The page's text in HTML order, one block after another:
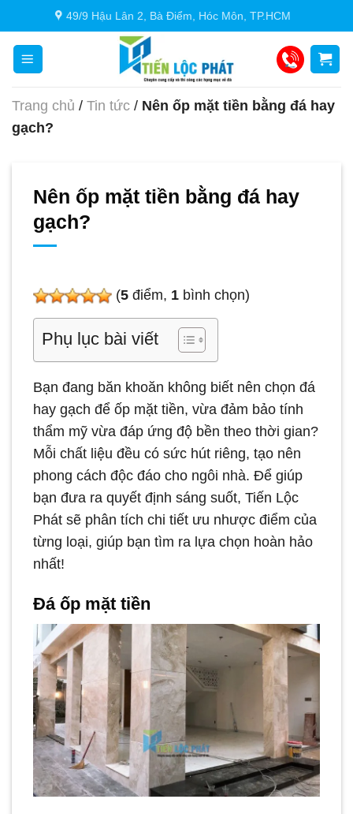
đến
dung
49/9 Hậu Lân 2, Bà Điểm, Hóc Môn, TP.HCM
Trang chủ / Tin tức / Nên ốp mặt tiền bằng đá hay
gạch?
Nên ốp mặt tiền bằng đá hay
gạch?
(5 điểm, 1 bình chọn)
Phụ lục bài viết
Bạn đang băn khoăn không biết nên chọn đá
hay gạch để ốp mặt tiền, vừa đảm bảo tính
thẩm mỹ vừa đáp ứng độ bền theo thời gian?
Mỗi chất liệu đều có sức hút riêng, tạo nên
phong cách độc đáo cho ngôi nhà. Để giúp
bạn đưa ra quyết định sáng suốt, Tiến Lộc
Phát sẽ phân tích chi tiết ưu nhược điểm của
từng loại, giúp bạn tìm ra lựa chọn hoàn hảo
nhất!
Đá ốp mặt tiền